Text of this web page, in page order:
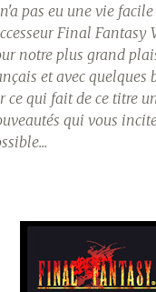
pas eu une vie
Final Fantasy
notre plus grand
et avec quelques
ce qui fait de ce titre
qui vous